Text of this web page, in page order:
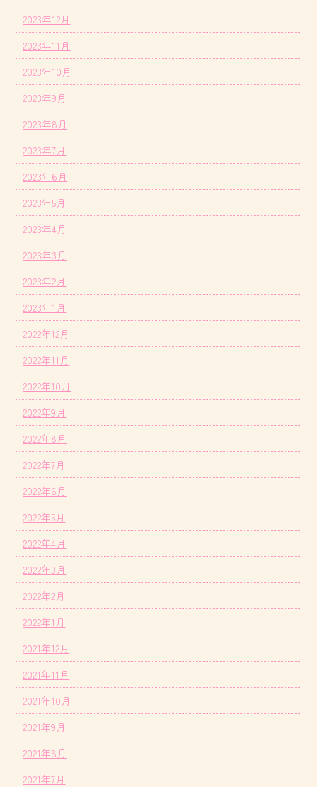
2023年12月
2023年11月
2023年10月
2023年9月
2023年8月
2023年7月
2023年6月
2023年5月
2023年4月
2023年3月
2023年2月
2023年1月
2022年12月
2022年11月
2022年10月
2022年9月
2022年8月
2022年7月
2022年6月
2022年5月
2022年4月
2022年3月
2022年2月
2022年1月
2021年12月
2021年11月
2021年10月
2021年9月
2021年8月
2021年7月